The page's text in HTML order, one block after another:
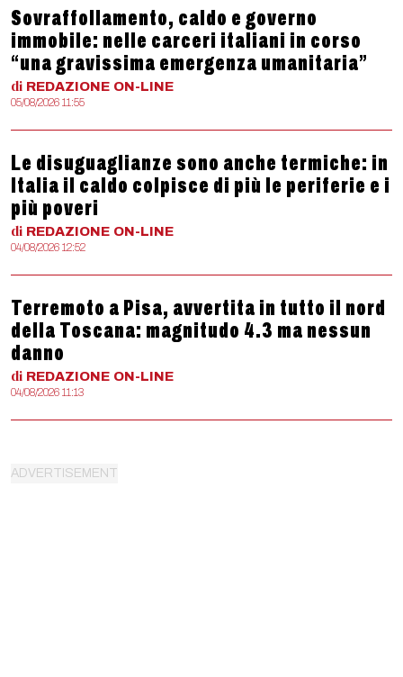
Sovraffollamento, caldo e governo
immobile: nelle carceri italiani in corso
“una gravissima emergenza umanitaria”
di REDAZIONE ON-LINE
05/08/2026 11:55
Le disuguaglianze sono anche termiche: in
Italia il caldo colpisce di più le periferie e i
più poveri
di REDAZIONE ON-LINE
04/08/2026 12:52
Terremoto a Pisa, avvertita in tutto il nord
della Toscana: magnitudo 4.3 ma nessun
danno
di REDAZIONE ON-LINE
04/08/2026 11:13